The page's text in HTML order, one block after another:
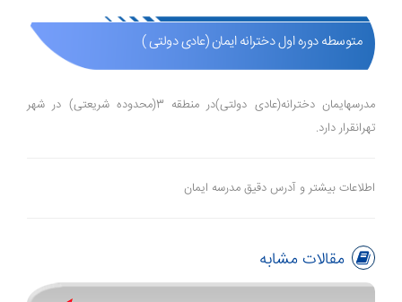
متوسطه دوره اول دخترانه ایمان (عادی دولتی )
مدرسهایمان دخترانه(عادی دولتی)در منطقه 3(محدوده شریعتی) در شهر
تهرانقرار دارد.
اطلاعات بیشتر و آدرس دقیق مدرسه ایمان
مقالات مشابه